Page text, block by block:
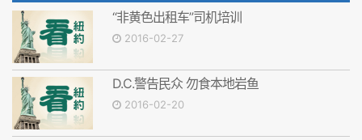
“非黄色出租车”司机培训
2016-02-27
D.C.警告民众 勿食本地岩鱼
2016-02-20